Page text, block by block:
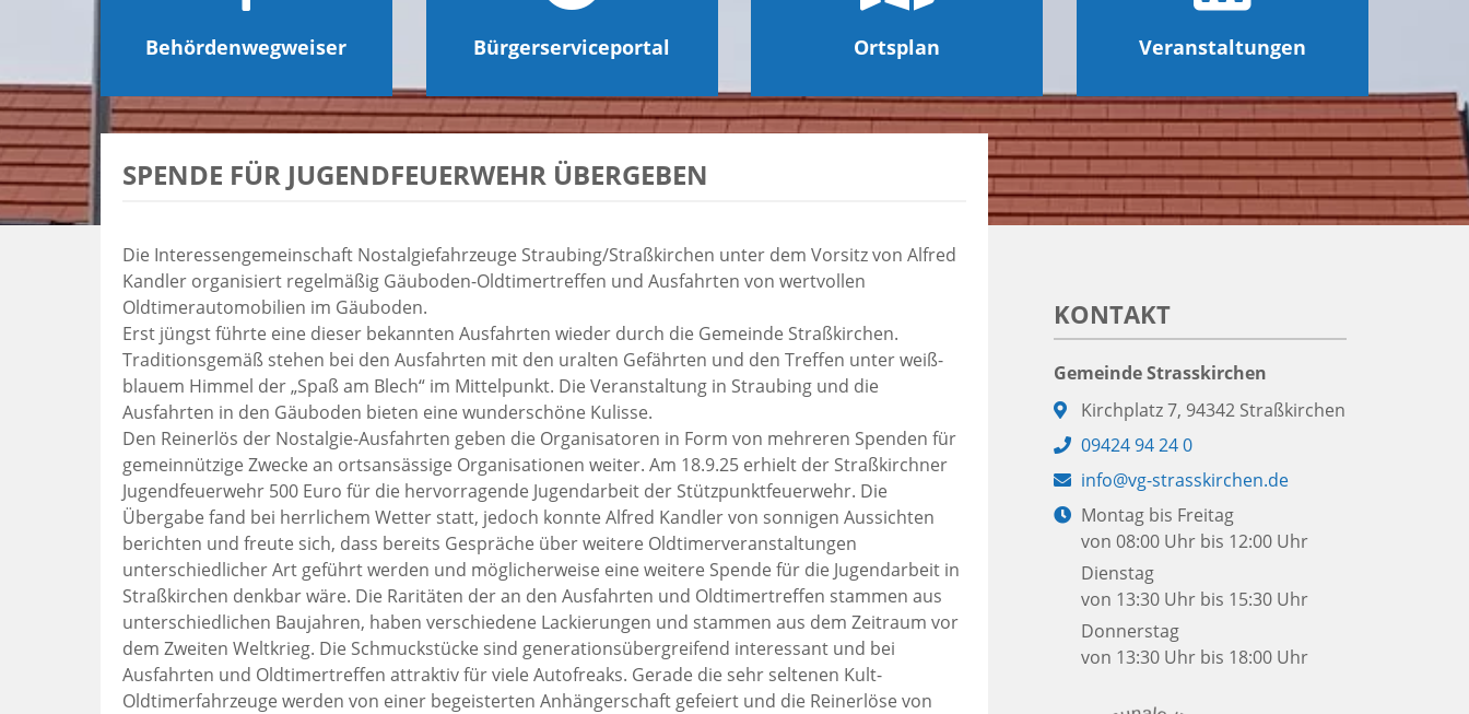
Behördenwegweiser Bürgerserviceportal Ortsplan Veranstaltungen
SPENDE FÜR JUGENDFEUERWEHR ÜBERGEBEN
Die Interessengemeinschaft Nostalgiefahrzeuge Straubing/Straßkirchen unter dem Vorsitz von Alfred
Kandler organisiert regelmäßig Gäuboden-Oldtimertreffen und Ausfahrten von wertvollen
Oldtimerautomobilien im Gäuboden.
Erst jüngst führte eine dieser bekannten Ausfahrten wieder durch die Gemeinde Straßkirchen.
Traditionsgemäß stehen bei den Ausfahrten mit den uralten Gefährten und den Treffen unter weiß-
blauem Himmel der „Spaß am Blech“ im Mittelpunkt. Die Veranstaltung in Straubing und die
Ausfahrten in den Gäuboden bieten eine wunderschöne Kulisse.
Den Reinerlös der Nostalgie-Ausfahrten geben die Organisatoren in Form von mehreren Spenden für
gemeinnützige Zwecke an ortsansässige Organisationen weiter. Am 18.9.25 erhielt der Straßkirchner
Jugendfeuerwehr 500 Euro für die hervorragende Jugendarbeit der Stützpunktfeuerwehr. Die
Übergabe fand bei herrlichem Wetter statt, jedoch konnte Alfred Kandler von sonnigen Aussichten
berichten und freute sich, dass bereits Gespräche über weitere Oldtimerveranstaltungen
unterschiedlicher Art geführt werden und möglicherweise eine weitere Spende für die Jugendarbeit in
Straßkirchen denkbar wäre. Die Raritäten der an den Ausfahrten und Oldtimertreffen stammen aus
unterschiedlichen Baujahren, haben verschiedene Lackierungen und stammen aus dem Zeitraum vor
dem Zweiten Weltkrieg. Die Schmuckstücke sind generationsübergreifend interessant und bei
Ausfahrten und Oldtimertreffen attraktiv für viele Autofreaks. Gerade die sehr seltenen Kult-
Oldtimerfahrzeuge werden von einer begeisterten Anhängerschaft gefeiert und die Reinerlöse von
KONTAKT
Gemeinde Strasskirchen
Adresse:
Kirchplatz 7, 94342 Straßkirchen
Telefon:
09424 94 24 0
E-
Mail:
info@vg-strasskirchen.de
Öffnungszeiten:
Montag bis Freitag
von 08:00 Uhr bis 12:00 Uhr
Dienstag
von 13:30 Uhr bis 15:30 Uhr
Donnerstag
von 13:30 Uhr bis 18:00 Uhr